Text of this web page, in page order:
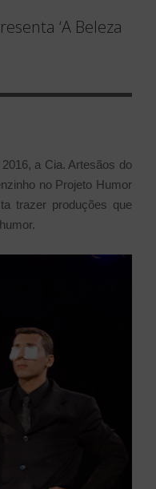
‘A Beleza
a Cia. Artesãos do
no Projeto Humor
trazer produções que